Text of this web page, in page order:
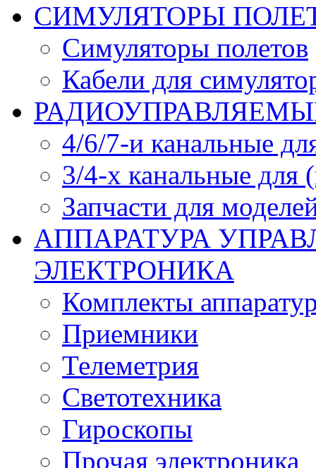
СИМУЛЯТОРЫ
Симуляторы полетов
Кабели для
4/6/7-и канальные
3/4-х канальные
Запчасти для
АППАРАТУРА
ЭЛЕКТРОНИКА
Комплекты
Приемники
Телеметрия
Светотехника
Гироскопы
Прочая электроника